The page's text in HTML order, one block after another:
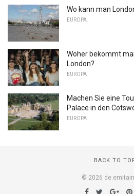
Wo kann man
EUROPA
Woher bekommt
London?
EUROPA
Machen Sie eine
Palace in den
EUROPA
BACK TO
© 2026